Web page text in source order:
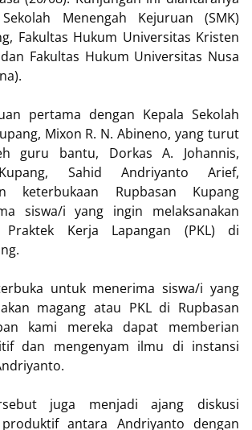
Menengah Kejuruan (SMK)
Fakultas Hukum Universitas Kristen
Fakultas Hukum Universitas Nusa
pertama dengan Kepala Sekolah
Mixon R. N. Abineno, yang turut
guru bantu, Dorkas A. Johannis,
Sahid Andriyanto Arief,
keterbukaan Rupbasan Kupang
siswa/i yang ingin melaksanakan
Kerja Lapangan (PKL) di
untuk menerima siswa/i yang
magang atau PKL di Rupbasan
kami mereka dapat memberian
dan mengenyam ilmu di instansi
juga menjadi ajang diskusi
antara Andriyanto dengan